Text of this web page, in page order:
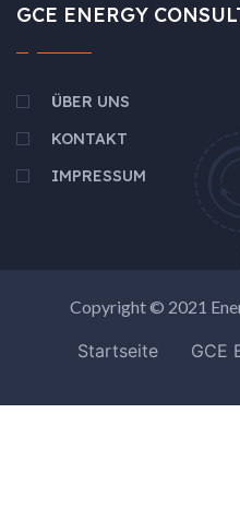
GCE ENERGY
ÜBER UNS
KONTAKT
IMPRESSUM
Copyright © 2021
Startseite GCE